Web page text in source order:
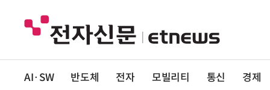
AI·SW 반도체 전자 모빌리티 통신 경제